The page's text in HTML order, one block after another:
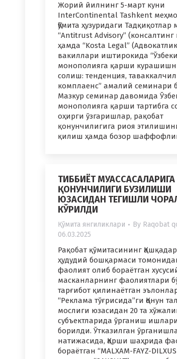
Жорий йилнинг 5-март куни
InterContinental Tashkent
Қўмита ҳузуридаги Тадқиқотлар
“Antitrust Advisory” (консалтинг
ҳамда “Kosta Legal”
вакиллари иштирокида
монополияга қарши
солиш: тенденция,
комплаенс” амалий семинари
Мазкур семинар давомида
монополияга қарши тартибга
оҳирги ўзгаришлар, рақобат
қонунчилигига риоя
қилиш ҳамда бозор
ТИББИЁТ
ҚОНУНЧИЛИГИ БУЗИЛИШИ
ЮЗАСИДАН ТЕГИШЛИ
КЎРИЛДИ
Қўмита янгиликлари By Raqobat
06.03.2025
Рақобат қўмитасининг
ҳудудий бошқармаси
фаолият олиб бораётган
масканларнинг фаолиятлари
тарғибот қилинаётган
“Реклама тўғрисида”ги Қонун
мослиги юзасидан 20 та
субъектларида ўрганиш
борилди. Ўтказилган
натижасида, Қарши шаҳрида
бораётган “MALXAM-FAYZ-